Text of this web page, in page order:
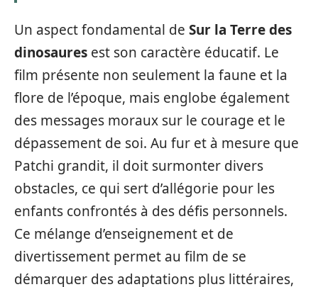
Un aspect fondamental de Sur la Terre des
dinosaures est son caractère éducatif. Le
film présente non seulement la faune et la
flore de l’époque, mais englobe également
des messages moraux sur le courage et le
dépassement de soi. Au fur et à mesure que
Patchi grandit, il doit surmonter divers
obstacles, ce qui sert d’allégorie pour les
enfants confrontés à des défis personnels.
Ce mélange d’enseignement et de
divertissement permet au film de se
démarquer des adaptations plus littéraires,